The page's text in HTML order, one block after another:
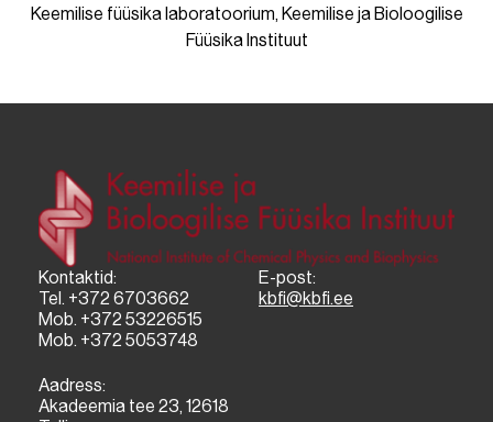
Keemilise füüsika laboratoorium, Keemilise ja Bioloogilise
Füüsika Instituut
Kontaktid:
Tel. +372 6703662
Mob. +372 53226515
Mob. +372 5053748
E-post:
kbfi@kbfi.ee
Aadress:
Akadeemia tee 23, 12618